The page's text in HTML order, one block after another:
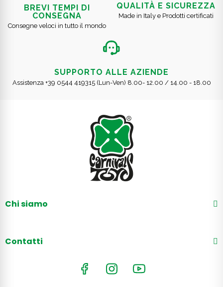
BREVI TEMPI DI
CONSEGNA
Consegne veloci in tutto il mondo
QUALITÀ E SICUREZZA
Made in Italy e Prodotti certificati
SUPPORTO ALLE AZIENDE
Assistenza +39 0544 419315 (Lun-Ven) 8.00- 12.00 / 14.00 - 18.00
Chi siamo
Contatti